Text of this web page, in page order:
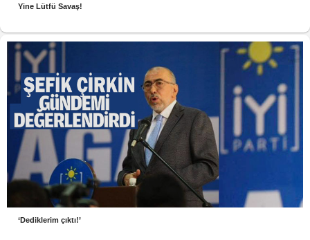
Yine Lütfü Savaş!
‘Dediklerim çıktı!’